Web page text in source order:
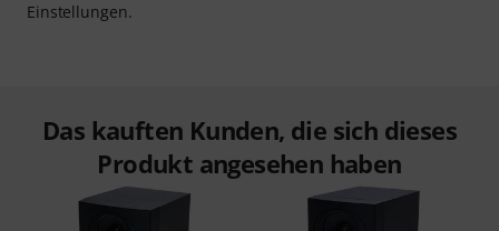
Einstellungen.
Das kauften Kunden, die sich dieses
Produkt angesehen haben